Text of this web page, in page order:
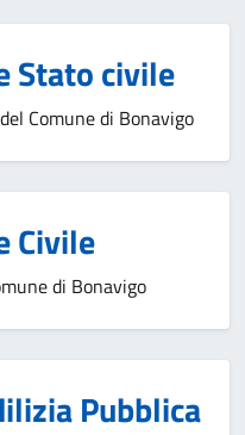
Stato civile
Comune di Bonavigo
Civile
di Bonavigo
Pubblica